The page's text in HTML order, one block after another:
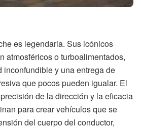
es legendaria. Sus icónicos
atmosféricos o turboalimentados,
inconfundible y una entrega de
que pocos pueden igualar. El
de la dirección y la eficacia
para crear vehículos que se
del cuerpo del conductor,